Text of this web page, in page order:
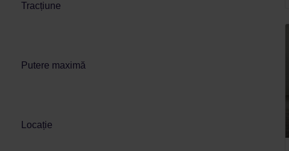
Tracțiune
Putere maximă
Locație